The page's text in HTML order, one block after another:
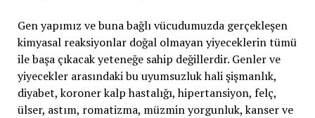
Gen yapımız ve buna bağlı vücudumuzda gerçekleşen
kimyasal reaksiyonlar doğal olmayan yiyeceklerin tümü
ile başa çıkacak yeteneğe sahip değillerdir. Genler ve
yiyecekler arasındaki bu uyumsuzluk hali şişmanlık,
diyabet, koroner kalp hastalığı, hipertansiyon, felç,
ülser, astım, romatizma, müzmin yorgunluk, kanser ve